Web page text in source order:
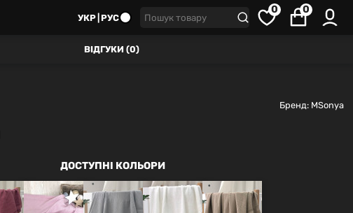
УКР РУС
0 0
ВІДГУКИ (0)
Бренд: MSonya
ДОСТУПНІ КОЛЬОРИ